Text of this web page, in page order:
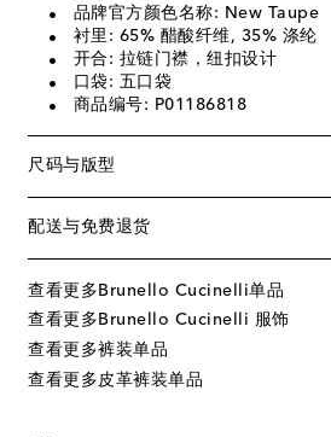
品牌官方颜色名称: New Taupe
衬里: 65% 醋酸纤维, 35% 涤纶
开合: 拉链门襟，纽扣设计
口袋: 五口袋
商品编号: P01186818
尺码与版型
配送与免费退货
查看更多Brunello Cucinelli单品
查看更多Brunello Cucinelli 服饰
查看更多裤装单品
查看更多皮革裤装单品